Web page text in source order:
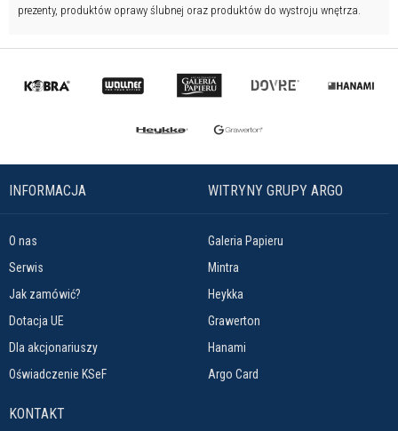
prezenty, produktów oprawy ślubnej oraz produktów do wystroju wnętrza.
INFORMACJA
O nas
Serwis
Jak zamówić?
Dotacja UE
Dla akcjonariuszy
Oświadczenie KSeF
WITRYNY GRUPY ARGO
Galeria Papieru
Mintra
Heykka
Grawerton
Hanami
Argo Card
KONTAKT